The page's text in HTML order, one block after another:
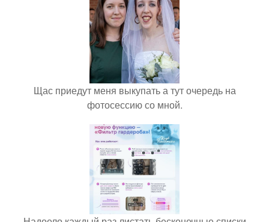
Щас приедут меня выкупать а тут очередь на
фотосессию со мной.